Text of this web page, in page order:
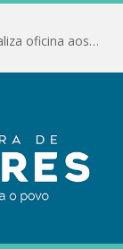
Conselho Municipal de Assistência Social realiza oficina aos servidores